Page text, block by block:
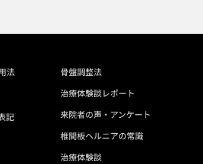
法
記
骨盤調整法
治療体験談レポート
来院者の声・アンケート
椎間板ヘルニアの常識
治療体験談